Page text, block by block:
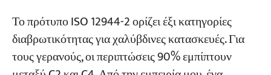
Μπορώ να χρησιμοποιήσω μόνο το πιο παχύ
σύστημα ανεξάρτητα από το περιβάλλον;
Τι είναι καλύτερο, ο γαλβανισμός εν θερμώ ή
Το πρότυπο ISO 12944-2 ορίζει έξι κατηγορίες
διαβρωτικότητας για χαλύβδινες κατασκευές. Για
τους γερανούς, οι περιπτώσεις 90% εμπίπτουν